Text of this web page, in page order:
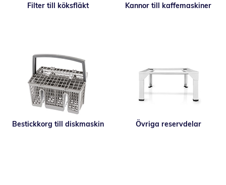
Filter till köksfläkt Kannor till kaffemaskiner
Bestickkorg till diskmaskin Övriga reservdelar